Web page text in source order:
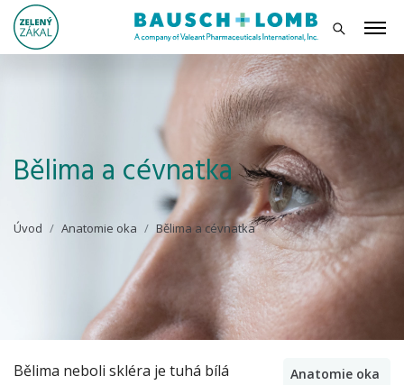
Bělima a cévnatka
Úvod Anatomie oka Bělima a cévnatka
Bělima neboli skléra je tuhá bílá
Anatomie oka